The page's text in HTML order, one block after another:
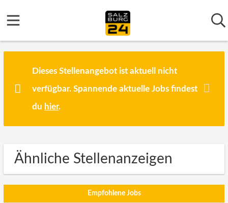
Dieses Stellenangebot ist aktuell nicht
verfügbar. Spannende aktuelle Jobs findest
du hier.
Ähnliche Stellenanzeigen
Empfohlene Jobs